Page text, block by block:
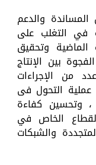
والدعم
في التغلب على
الماضية وتحقيق
بين الإنتاج
من الإجراءات
عملية التحول فى
، وتحسين كفاءة
الخاص في
والشبكات